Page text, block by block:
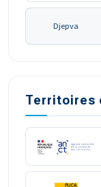
Djepva
Territoires